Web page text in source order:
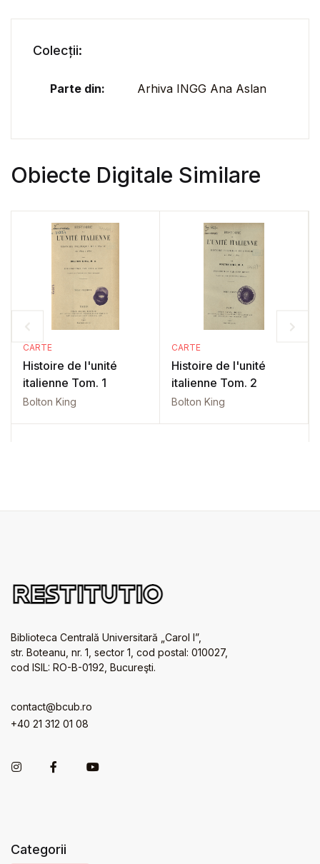
Colecții:
Parte din: Arhiva INGG Ana Aslan
Obiecte Digitale Similare
CARTE
Histoire de l'unité
italienne Tom. 1
Bolton King
CARTE
Histoire de l'unité
italienne Tom. 2
Bolton King
Biblioteca Centrală Universitară „Carol I”,
str. Boteanu, nr. 1, sector 1, cod postal: 010027,
cod ISIL: RO-B-0192, Bucureşti.
contact@bcub.ro
+40 21 312 01 08
Categorii